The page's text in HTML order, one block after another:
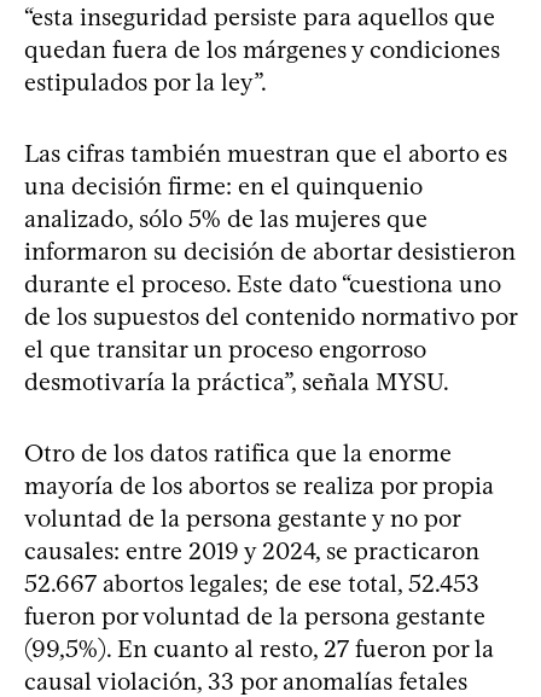
“esta inseguridad persiste para aquellos que
quedan fuera de los márgenes y condiciones
estipulados por la ley”.
Las cifras también muestran que el aborto es
una decisión firme: en el quinquenio
analizado, sólo 5% de las mujeres que
informaron su decisión de abortar desistieron
durante el proceso. Este dato “cuestiona uno
de los supuestos del contenido normativo por
el que transitar un proceso engorroso
desmotivaría la práctica”, señala MYSU.
Otro de los datos ratifica que la enorme
mayoría de los abortos se realiza por propia
voluntad de la persona gestante y no por
causales: entre 2019 y 2024, se practicaron
52.667 abortos legales; de ese total, 52.453
fueron por voluntad de la persona gestante
(99,5%). En cuanto al resto, 27 fueron por la
causal violación, 33 por anomalías fetales